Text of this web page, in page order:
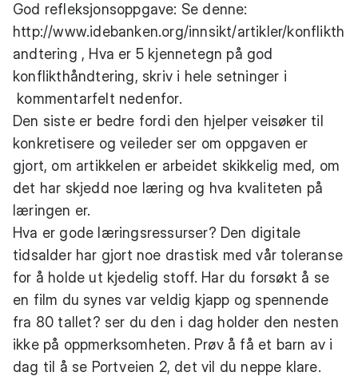
God refleksjonsoppgave: Se denne:
http://www.idebanken.org/innsikt/artikler/konflikth
andtering , Hva er 5 kjennetegn på god
konflikthåndtering, skriv i hele setninger i
kommentarfelt nedenfor.
Den siste er bedre fordi den hjelper veisøker til
konkretisere og veileder ser om oppgaven er
gjort, om artikkelen er arbeidet skikkelig med, om
det har skjedd noe læring og hva kvaliteten på
læringen er.
Hva er gode læringsressurser? Den digitale
tidsalder har gjort noe drastisk med vår toleranse
for å holde ut kjedelig stoff. Har du forsøkt å se
en film du synes var veldig kjapp og spennende
fra 80 tallet? ser du den i dag holder den nesten
ikke på oppmerksomheten. Prøv å få et barn av i
dag til å se Portveien 2, det vil du neppe klare.